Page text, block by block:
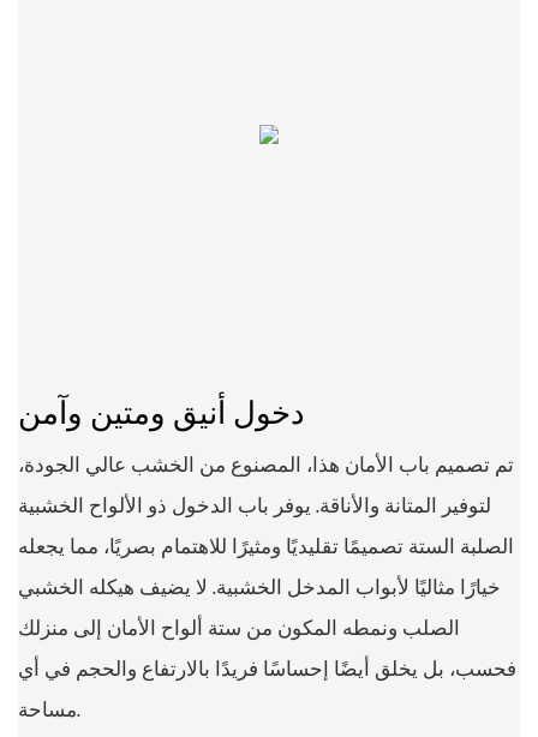
دخول أنيق ومتين وآمن
تم تصميم باب الأمان هذا، المصنوع من الخشب عالي الجودة،
لتوفير المتانة والأناقة. يوفر باب الدخول ذو الألواح الخشبية
الصلبة الستة تصميمًا تقليديًا ومثيرًا للاهتمام بصريًا، مما يجعله
خيارًا مثاليًا لأبواب المدخل الخشبية. لا يضيف هيكله الخشبي
الصلب ونمطه المكون من ستة ألواح الأمان إلى منزلك
فحسب، بل يخلق أيضًا إحساسًا فريدًا بالارتفاع والحجم في أي
مساحة.